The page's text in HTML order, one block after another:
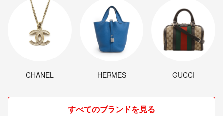
CHANEL HERMES GUCCI
すべてのブランドを見る